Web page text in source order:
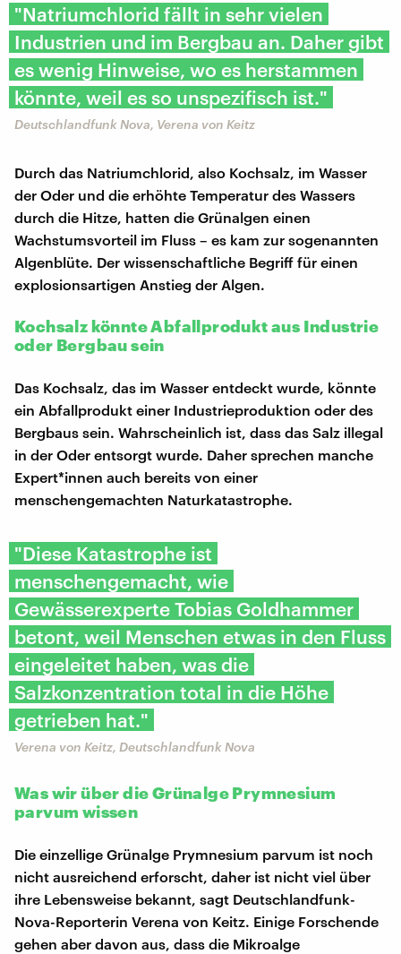
"Natriumchlorid fällt in sehr vielen
Industrien und im Bergbau an. Daher gibt
es wenig Hinweise, wo es herstammen
könnte, weil es so unspezifisch ist."
Deutschlandfunk Nova, Verena von Keitz
Durch das Natriumchlorid, also Kochsalz, im Wasser
der Oder und die erhöhte Temperatur des Wassers
durch die Hitze, hatten die Grünalgen einen
Wachstumsvorteil im Fluss – es kam zur sogenannten
Algenblüte. Der wissenschaftliche Begriff für einen
explosionsartigen Anstieg der Algen.
Kochsalz könnte Abfallprodukt aus Industrie
oder Bergbau sein
Das Kochsalz, das im Wasser entdeckt wurde, könnte
ein Abfallprodukt einer Industrieproduktion oder des
Bergbaus sein. Wahrscheinlich ist, dass das Salz illegal
in der Oder entsorgt wurde. Daher sprechen manche
Expert*innen auch bereits von einer
menschengemachten Naturkatastrophe.
"Diese Katastrophe ist
menschengemacht, wie
Gewässerexperte Tobias Goldhammer
betont, weil Menschen etwas in den Fluss
eingeleitet haben, was die
Salzkonzentration total in die Höhe
getrieben hat."
Verena von Keitz, Deutschlandfunk Nova
Was wir über die Grünalge Prymnesium
parvum wissen
Die einzellige Grünalge Prymnesium parvum ist noch
nicht ausreichend erforscht, daher ist nicht viel über
ihre Lebensweise bekannt, sagt Deutschlandfunk-
Nova-Reporterin Verena von Keitz. Einige Forschende
gehen aber davon aus, dass die Mikroalge